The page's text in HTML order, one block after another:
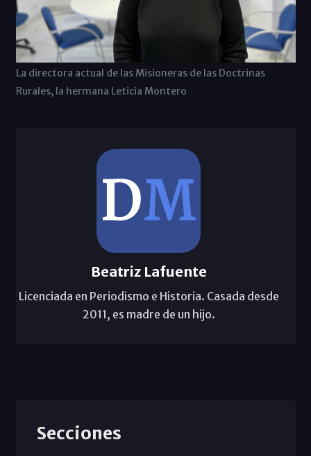
La directora actual de las Misioneras de las Doctrinas
Rurales, la hermana Leticia Montero
Beatriz Lafuente
Licenciada en Periodismo e Historia. Casada desde
2011, es madre de un hijo.
Secciones